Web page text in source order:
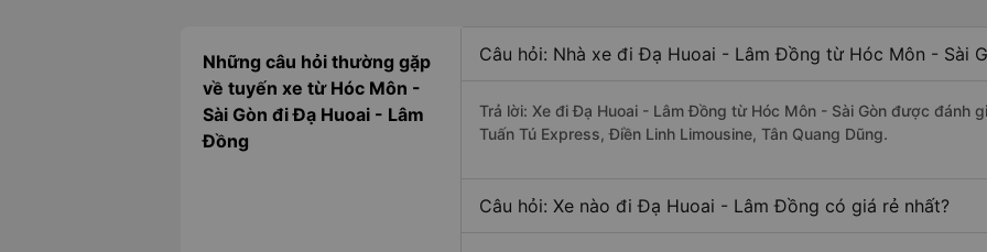
Những câu hỏi thường gặp
về tuyến xe từ Hóc Môn -
Sài Gòn đi Đạ Huoai - Lâm
Đồng
Câu hỏi: Nhà xe đi Đạ Huoai - Lâm Đồng từ Hóc Môn - Sài
Trả lời: Xe đi Đạ Huoai - Lâm Đồng từ Hóc Môn - Sài Gòn được đánh
Tuấn Tú Express, Điền Linh Limousine, Tân Quang Dũng.
Câu hỏi: Xe nào đi Đạ Huoai - Lâm Đồng có giá rẻ nhất?